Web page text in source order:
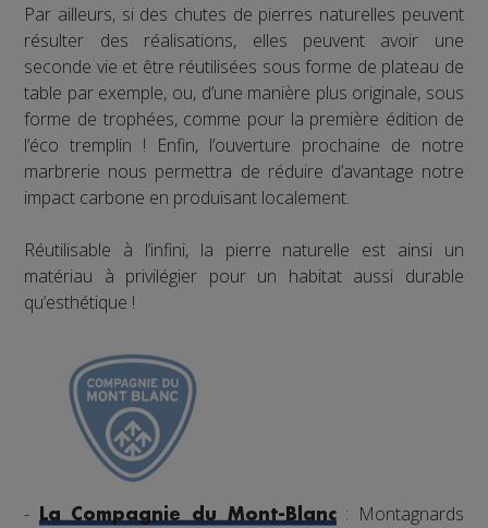
Par ailleurs, si des chutes de pierres naturelles peuvent
résulter des réalisations, elles peuvent avoir une
seconde vie et être réutilisées sous forme de plateau de
table par exemple, ou, d’une manière plus originale, sous
forme de trophées, comme pour la première édition de
l’éco tremplin ! Enfin, l’ouverture prochaine de notre
marbrerie nous permettra de réduire d’avantage notre
impact carbone en produisant localement.
Réutilisable à l’infini, la pierre naturelle est ainsi un
matériau à privilégier pour un habitat aussi durable
qu’esthétique !
- La Compagnie du Mont-Blanc: Montagnards